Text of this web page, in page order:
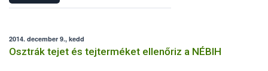
2014. december 9., kedd
Osztrák tejet és tejterméket ellenőriz a NÉBIH